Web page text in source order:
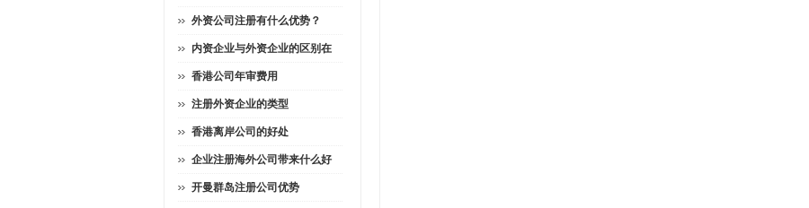
外资公司注册有什么优势？
内资企业与外资企业的区别在
香港公司年审费用
注册外资企业的类型
香港离岸公司的好处
企业注册海外公司带来什么好
开曼群岛注册公司优势